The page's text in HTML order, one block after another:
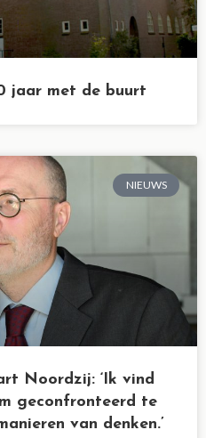
jaar met de buurt
NIEUWS
Noordzij: ‘Ik vind
geconfronteerd te
van denken.’